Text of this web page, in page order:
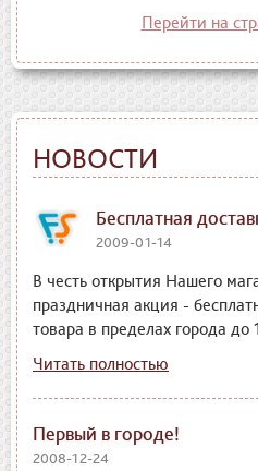
Перейти на
НОВОСТИ
Бесплатная
2009-01-14
В честь открытия Нашего
праздничная акция -
товара в пределах города до
Читать полностью
Первый в городе!
2008-12-24